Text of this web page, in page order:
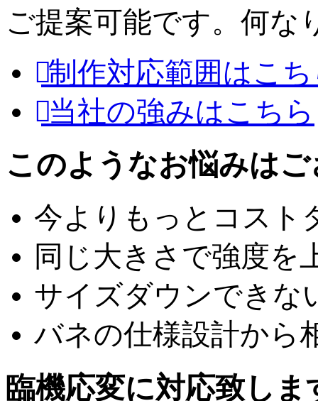
ご提案可能です。何な
制作対応範囲はこ
当社の強みはこちら
このようなお悩みは
今よりもっとコスト
同じ大きさで強度を
サイズダウンできな
バネの仕様設計から
臨機応変に対応致しま